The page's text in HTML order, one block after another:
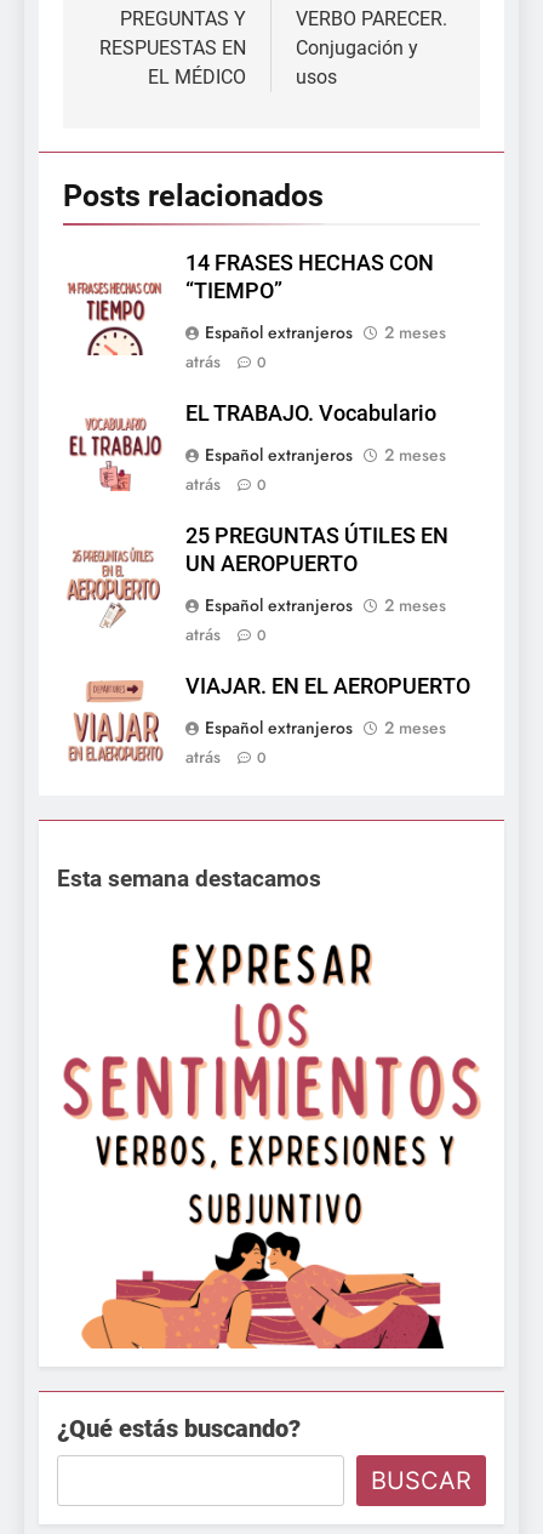
entradas
PREGUNTAS Y
RESPUESTAS EN
EL MÉDICO
VERBO PARECER.
Conjugación y
usos
Posts relacionados
14 FRASES HECHAS CON
“TIEMPO”
Español extranjeros
2 meses
atrás
0
EL TRABAJO. Vocabulario
Español extranjeros
2 meses
atrás
0
25 PREGUNTAS ÚTILES EN
UN AEROPUERTO
Español extranjeros
2 meses
atrás
0
VIAJAR. EN EL AEROPUERTO
Español extranjeros
2 meses
atrás
0
Esta semana destacamos
¿Qué estás buscando?
BUSCAR